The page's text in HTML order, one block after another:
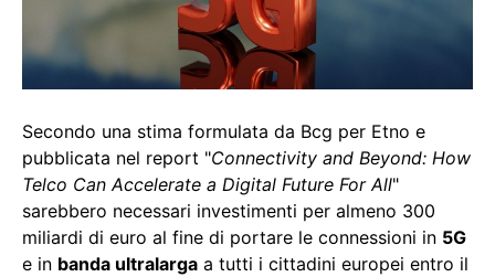
Secondo una stima formulata da Bcg per Etno e
pubblicata nel report "Connectivity and Beyond: How
Telco Can Accelerate a Digital Future For All"
sarebbero necessari investimenti per almeno 300
miliardi di euro al fine di portare le connessioni in 5G
e in banda ultralarga a tutti i cittadini europei entro il